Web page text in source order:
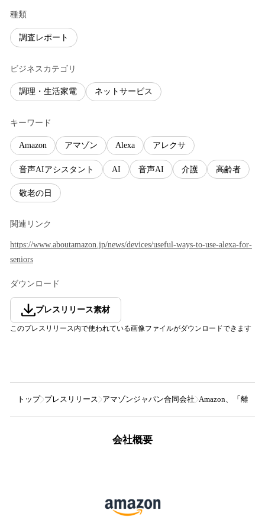
種類
調査レポート
ビジネスカテゴリ
調理・生活家電 ネットサービス
キーワード
Amazon アマゾン Alexa アレクサ
音声AIアシスタント AI 音声AI 介護 高齢者
敬老の日
関連リンク
https://www.aboutamazon.jp/news/devices/useful-ways-to-use-alexa-for-
seniors
ダウンロード
プレスリリース素材
このプレスリリース内で使われている画像ファイルがダウンロードできます
トップ プレスリリース アマゾンジャパン合同会社 Amazon、「離れ
会社概要